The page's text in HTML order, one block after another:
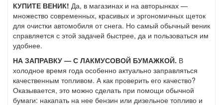
КУПИТЕ ВЕНИК! Да, в магазинах и на авторынках —
множество современных, красивых и эргономичных щеток
для очистки автомобиля от снега. Но самый обычный веник
справляется с этой задачей быстрее, да и пользоваться им
удобнее.
НА ЗАПРАВКУ — С ЛАКМУСОВОЙ БУМАЖКОЙ. В
холодное время года особенно актуально заправляться
качественным топливом. А как проверить его качество?
Оказывается, это можно сделать при помощи обычной
бумаги: накапать на нее бензин или дизельное топливо и